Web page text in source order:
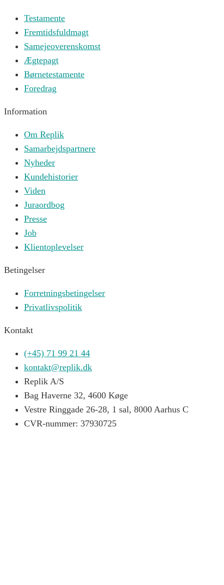
Testamente
Fremtidsfuldmagt
Samejeoverenskomst
Ægtepagt
Børnetestamente
Foredrag
Information
Om Replik
Samarbejdspartnere
Nyheder
Kundehistorier
Viden
Juraordbog
Presse
Job
Klientoplevelser
Betingelser
Forretningsbetingelser
Privatlivspolitik
Kontakt
(+45) 71 99 21 44
kontakt@replik.dk
Replik A/S
Bag Haverne 32, 4600 Køge
Vestre Ringgade 26-28, 1 sal, 8000 Aarhus C
CVR-nummer: 37930725